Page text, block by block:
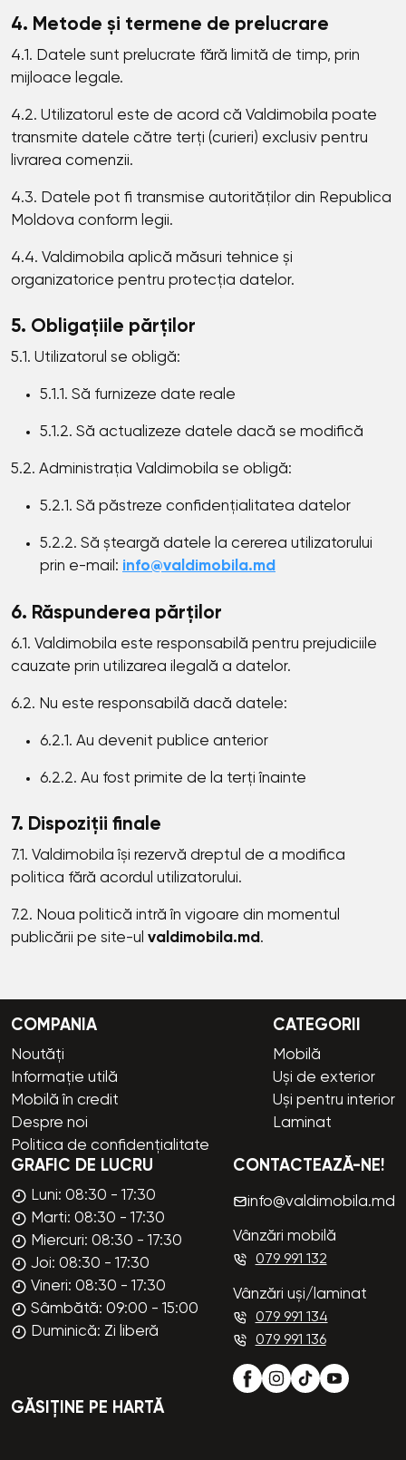
4. Metode și termene de prelucrare
4.1. Datele sunt prelucrate fără limită de timp, prin
mijloace legale.
4.2. Utilizatorul este de acord că Valdimobila poate
transmite datele către terți (curieri) exclusiv pentru
livrarea comenzii.
4.3. Datele pot fi transmise autorităților din Republica
Moldova conform legii.
4.4. Valdimobila aplică măsuri tehnice și
organizatorice pentru protecția datelor.
5. Obligațiile părților
5.1. Utilizatorul se obligă:
5.1.1. Să furnizeze date reale
5.1.2. Să actualizeze datele dacă se modifică
5.2. Administrația Valdimobila se obligă:
5.2.1. Să păstreze confidențialitatea datelor
5.2.2. Să șteargă datele la cererea utilizatorului
prin e-mail: info@valdimobila.md
6. Răspunderea părților
6.1. Valdimobila este responsabilă pentru prejudiciile
cauzate prin utilizarea ilegală a datelor.
6.2. Nu este responsabilă dacă datele:
6.2.1. Au devenit publice anterior
6.2.2. Au fost primite de la terți înainte
7. Dispoziții finale
7.1. Valdimobila își rezervă dreptul de a modifica
politica fără acordul utilizatorului.
7.2. Noua politică intră în vigoare din momentul
publicării pe site-ul valdimobila.md.
COMPANIA
Noutăți
Informație utilă
Mobilă în credit
Despre noi
Politica de confidențialitate
CATEGORII
Mobilă
Uși de exterior
Uși pentru interior
Laminat
GRAFIC DE LUCRU
Luni: 08:30 - 17:30
Marti: 08:30 - 17:30
Miercuri: 08:30 - 17:30
Joi: 08:30 - 17:30
Vineri: 08:30 - 17:30
Sâmbătă: 09:00 - 15:00
Duminică: Zi liberă
CONTACTEAZĂ-NE!
info@valdimobila.md
Vânzări mobilă
079 991 132
Vânzări uși/laminat
079 991 134
079 991 136
GĂSIȚINE PE HARTĂ